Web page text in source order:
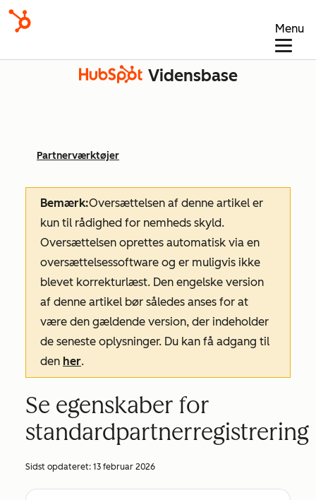
Menu
Vidensbase
Partnerværktøjer
Bemærk:Oversættelsen af denne artikel er
kun til rådighed for nemheds skyld.
Oversættelsen oprettes automatisk via en
oversættelsessoftware og er muligvis ikke
blevet korrekturlæst. Den engelske version
af denne artikel bør således anses for at
være den gældende version, der indeholder
de seneste oplysninger. Du kan få adgang til
den her.
Se egenskaber for
standardpartnerregistrering
Sidst opdateret: 13 februar 2026